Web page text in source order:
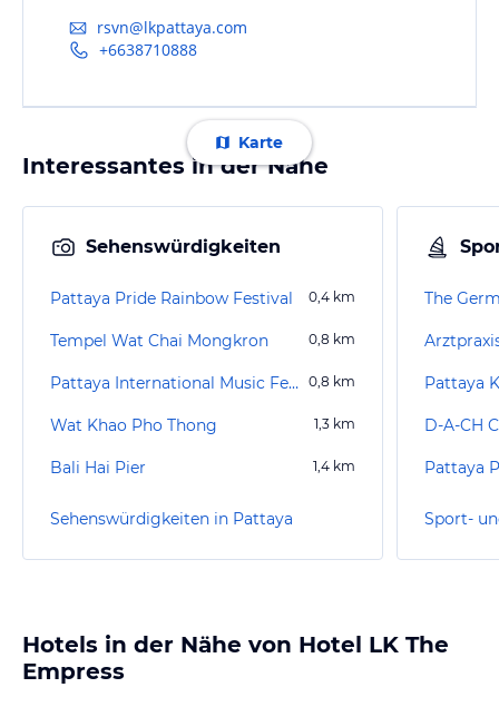
rsvn@lkpattaya.com
+6638710888
Karte
Interessantes in der Nähe
Sehenswürdigkeiten
Pattaya Pride Rainbow Festival 0,4 km
Tempel Wat Chai Mongkron 0,8 km
Pattaya International Music Festival 0,8 km
Wat Khao Pho Thong 1,3 km
Bali Hai Pier 1,4 km
Sehenswürdigkeiten in Pattaya
The
Pattaya
D-A-CH
Pattaya
Sport-
Hotels in der Nähe von Hotel LK The
Empress